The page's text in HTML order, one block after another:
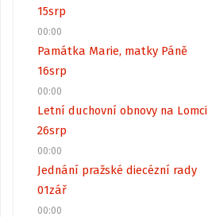
15srp
00:00
Památka Marie, matky Páně
16srp
00:00
Letní duchovní obnovy na Lomci
26srp
00:00
Jednání pražské diecézní rady
01zář
00:00